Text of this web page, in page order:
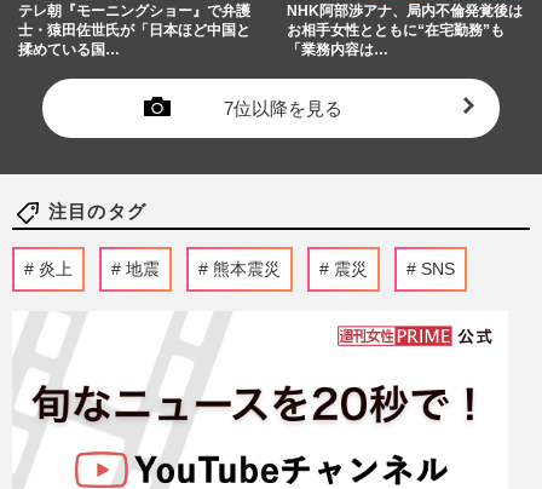
テレ朝『モーニングショー』で弁護
士・猿田佐世氏が「日本ほど中国と
揉めている国…
NHK阿部渉アナ、局内不倫発覚後は
お相手女性とともに“在宅勤務”も
「業務内容は…
7位以降を見る
注目のタグ
炎上 地震 熊本震災 震災 SNS